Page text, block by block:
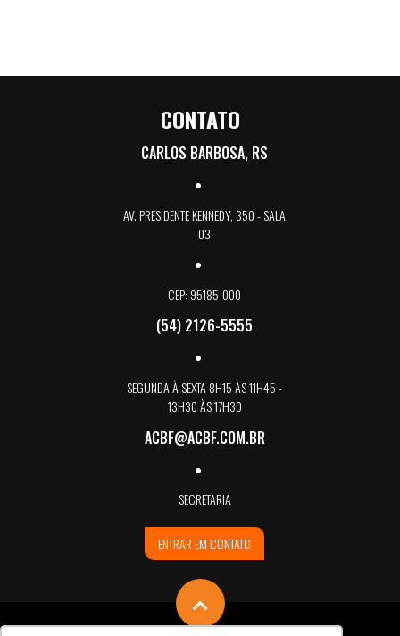
CONTATO
CARLOS BARBOSA, RS
AV. PRESIDENTE KENNEDY, 350 - SALA
03
CEP: 95185-000
(54) 2126-5555
SEGUNDA À SEXTA 8H15 ÀS 11H45 -
13H30 ÀS 17H30
ACBF@ACBF.COM.BR
SECRETARIA
ENTRAR EM CONTATO